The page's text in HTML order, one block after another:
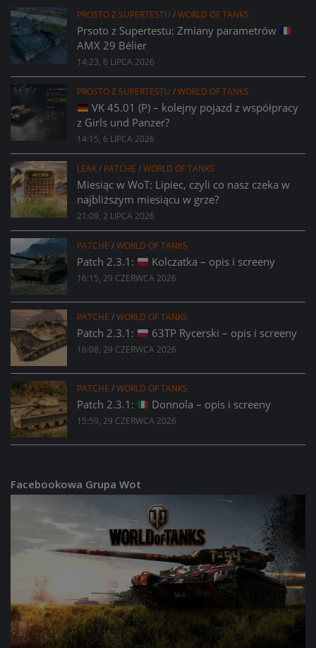
PROSTO Z SUPERTESTU /WORLD OF TANKS
Prsoto z Supertestu: Zmiany parametrów
AMX 29 Bélier
14:23, 6 LIPCA 2026
PROSTO Z SUPERTESTU /WORLD OF TANKS
VK 45.01 (P) – kolejny pojazd z współpracy
z Girls und Panzer?
14:15, 6 LIPCA 2026
LEAK/ PATCHE /WORLD OF TANKS
Miesiąc w WoT: Lipiec, czyli co nasz czeka w
najbliższym miesiącu w grze?
21:09, 2 LIPCA 2026
PATCHE /WORLD OF TANKS
Patch 2.3.1: Kolczatka – opis i screeny
16:15, 29 CZERWCA 2026
PATCHE /WORLD OF TANKS
Patch 2.3.1: 63TP Rycerski – opis i screeny
16:08, 29 CZERWCA 2026
PATCHE /WORLD OF TANKS
Patch 2.3.1: Donnola – opis i screeny
15:59, 29 CZERWCA 2026
Facebookowa Grupa Wot